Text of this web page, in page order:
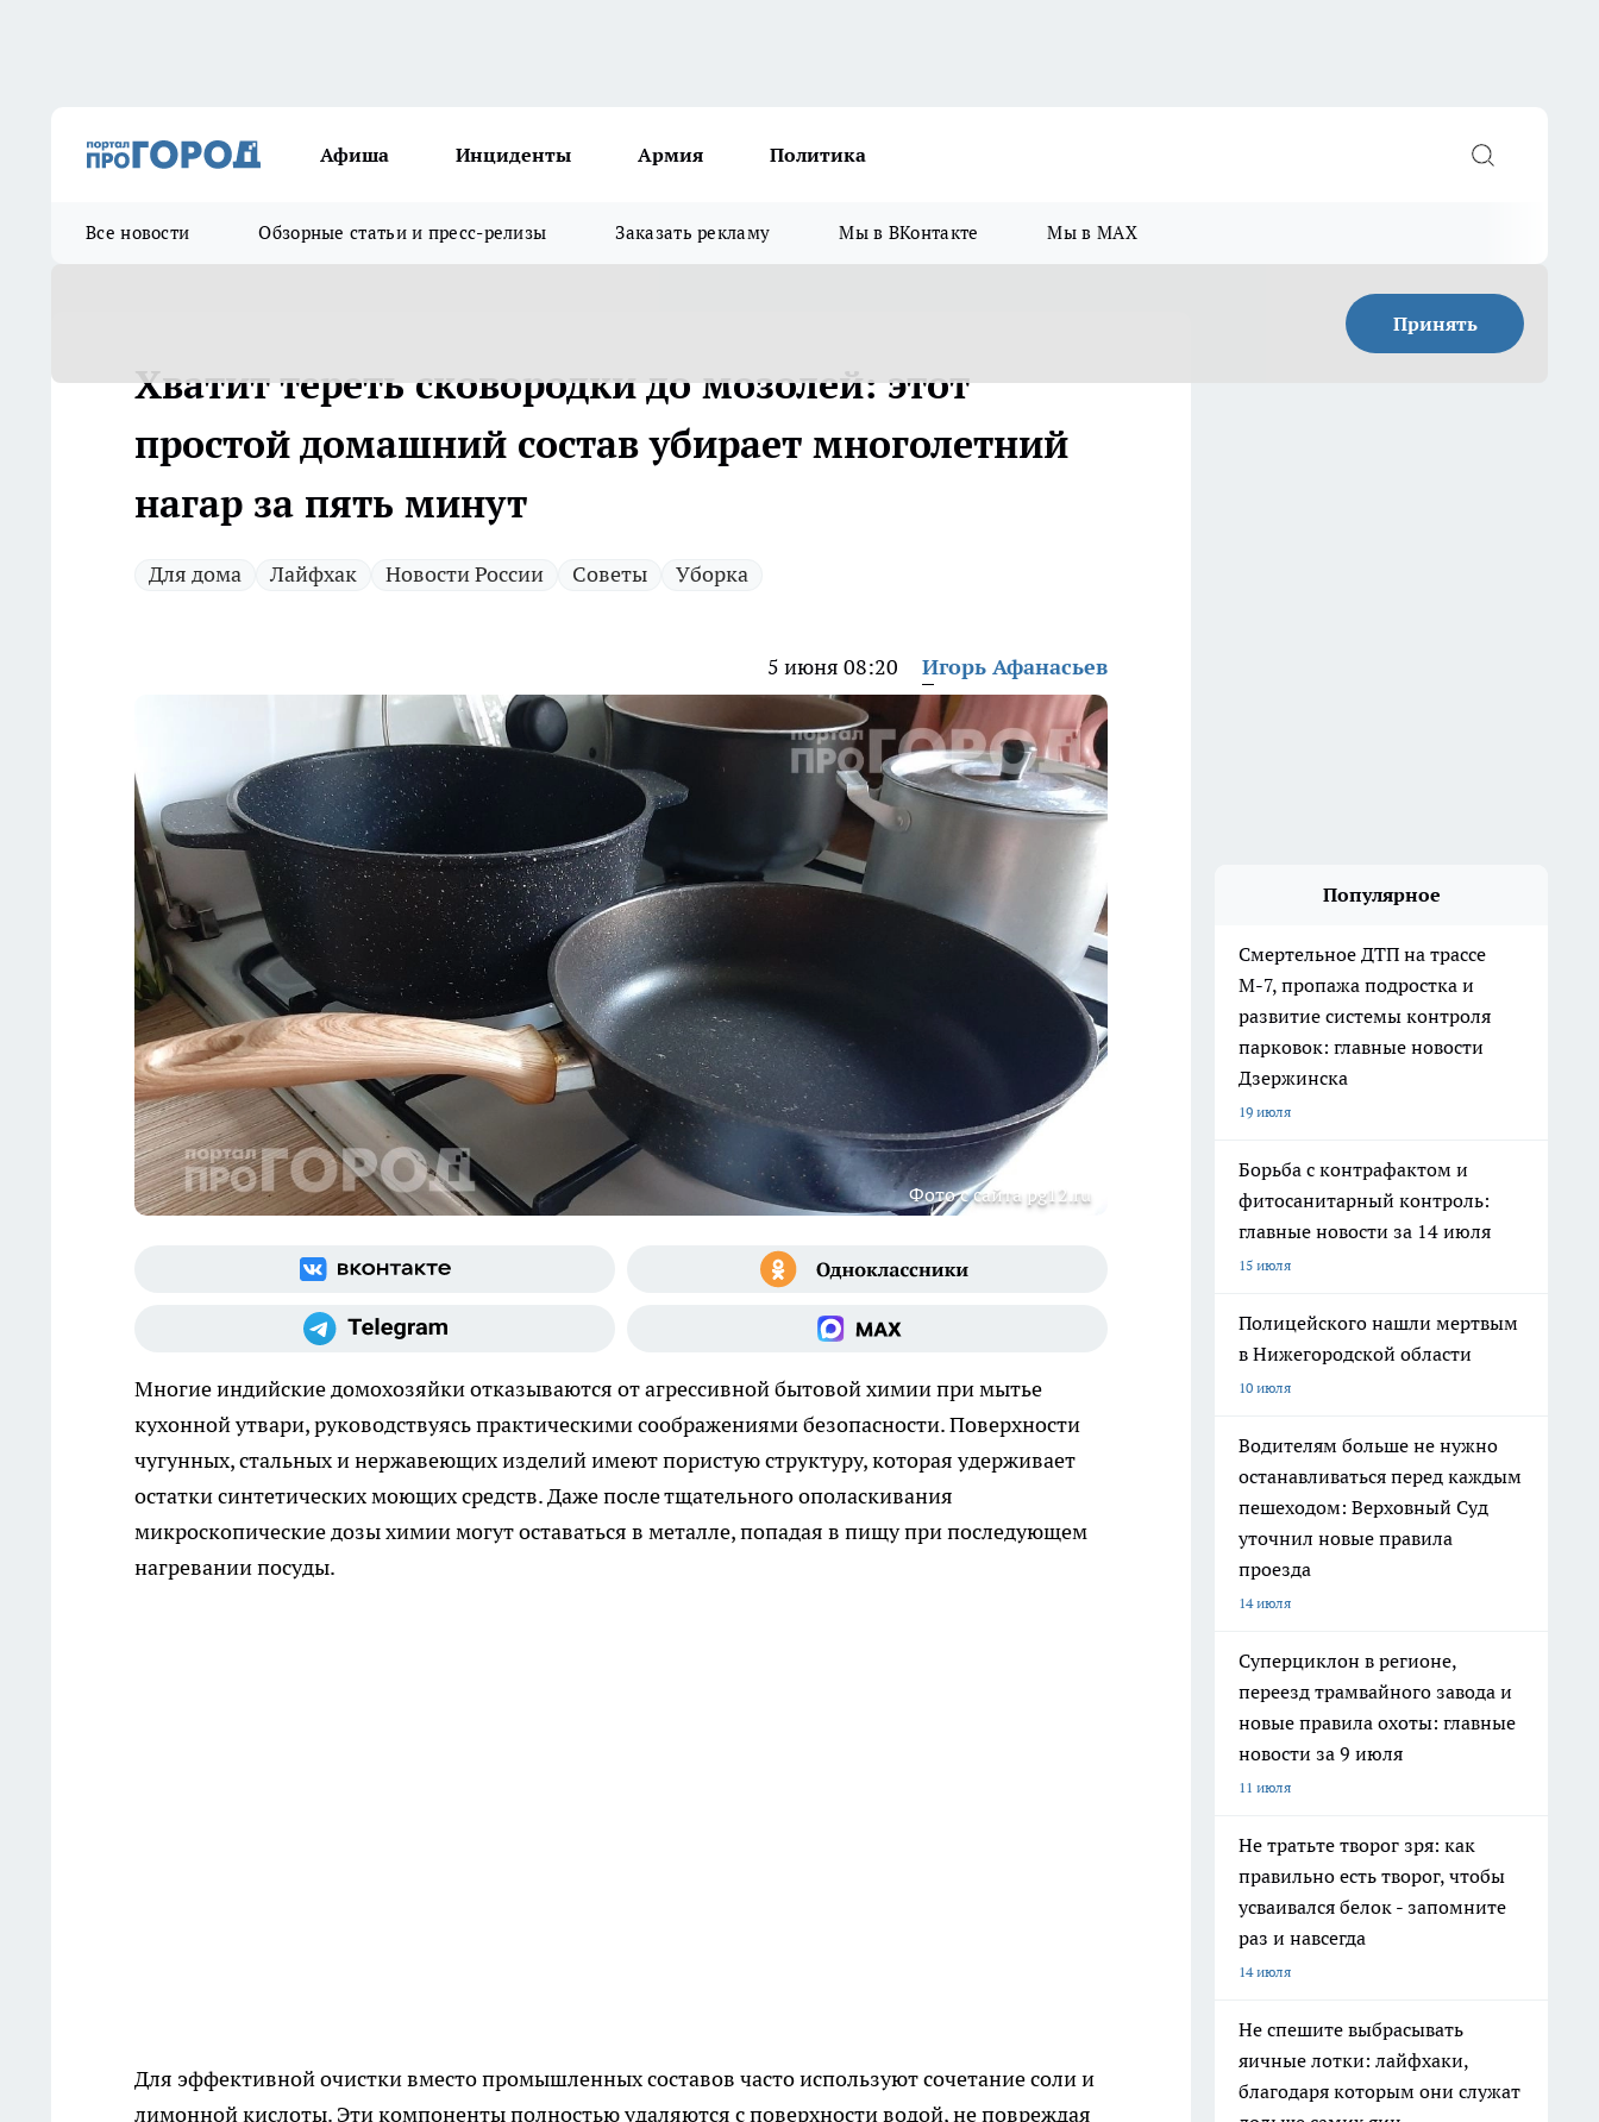
Афиша Инциденты Армия Политика
Все новости Обзорные статьи и пресс-релизы Заказать рекламу Мы в ВКонтакте Мы в MAX
Принять
Хватит тереть сковородки до мозолей: этот
простой домашний состав убирает многолетний
нагар за пять минут
Для дома Лайфхак Новости России Советы Уборка
5 июня 08:20 Игорь Афанасьев
Фото с сайта pg12.ru
Многие индийские домохозяйки отказываются от агрессивной бытовой химии при мытье
кухонной утвари, руководствуясь практическими соображениями безопасности. Поверхности
чугунных, стальных и нержавеющих изделий имеют пористую структуру, которая удерживает
остатки синтетических моющих средств. Даже после тщательного ополаскивания
микроскопические дозы химии могут оставаться в металле, попадая в пищу при последующем
нагревании посуды.
Для эффективной очистки вместо промышленных составов часто используют сочетание соли и
лимонной кислоты. Эти компоненты полностью удаляются с поверхности водой, не повреждая
Популярное
Смертельное ДТП на трассе
М-7, пропажа подростка и
развитие системы контроля
парковок: главные новости
Дзержинска
19 июля
Борьба с контрафактом и
фитосанитарный контроль:
главные новости за 14 июля
15 июля
Полицейского нашли мертвым
в Нижегородской области
10 июля
Водителям больше не нужно
останавливаться перед каждым
пешеходом: Верховный Суд
уточнил новые правила
проезда
14 июля
Суперциклон в регионе,
переезд трамвайного завода и
новые правила охоты: главные
новости за 9 июля
11 июля
Не тратьте творог зря: как
правильно есть творог, чтобы
усваивался белок - запомните
раз и навсегда
14 июля
Не спешите выбрасывать
яичные лотки: лайфхаки,
благодаря которым они служат